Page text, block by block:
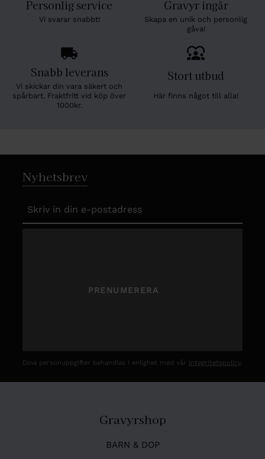
Personlig service
Vi svarar snabbt!
Gravyr ingår
Skapa en unik och personlig
gåva!
Snabb leverans
Vi skickar din vara säkert och
spårbart. Fraktfritt vid köp över
1000kr.
Stort utbud
Här finns något till alla!
Nyhetsbrev
PRENUMERERA
Dina personuppgifter behandlas i enlighet med vår integritetspolicy.
Gravyrshop
BARN & DOP